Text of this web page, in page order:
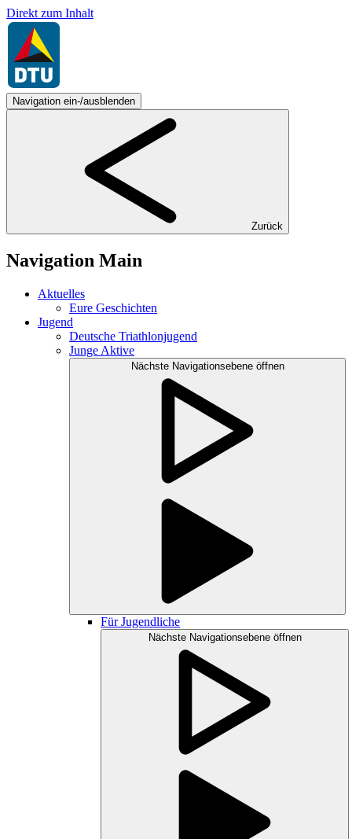
Direkt zum Inhalt
Navigation ein-/ausblenden
Zurück
Navigation Main
Aktuelles
Eure Geschichten
Jugend
Deutsche Triathlonjugend
Junge Aktive
Nächste Navigationsebene öffnen
Für Jugendliche
Nächste Navigationsebene öffnen